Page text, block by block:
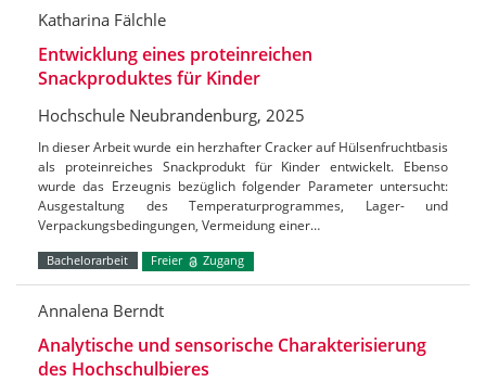
Katharina Fälchle
Entwicklung eines proteinreichen
Snackproduktes für Kinder
Hochschule Neubrandenburg, 2025
In dieser Arbeit wurde ein herzhafter Cracker auf Hülsenfruchtbasis
als proteinreiches Snackprodukt für Kinder entwickelt. Ebenso
wurde das Erzeugnis bezüglich folgender Parameter untersucht:
Ausgestaltung des Temperaturprogrammes, Lager- und
Verpackungsbedingungen, Vermeidung einer…
Bachelorarbeit Freier Zugang
Annalena Berndt
Analytische und sensorische Charakterisierung
des Hochschulbieres